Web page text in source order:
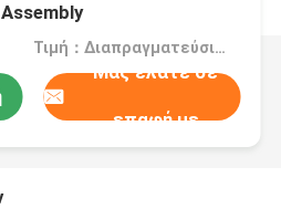
Τιμή：Διαπραγματεύσιμα
Μας ελάτε σε
επαφή με